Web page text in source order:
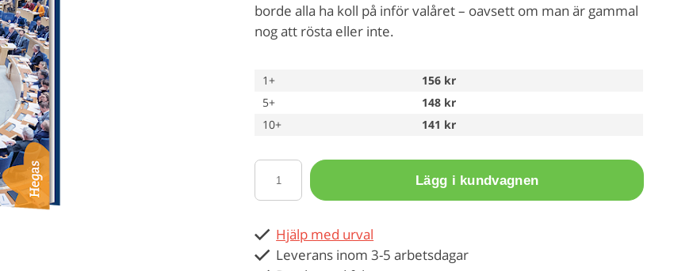
borde alla ha koll på inför valåret – oavsett om man är gammal
nog att rösta eller inte.
1+
156 kr
5+
148 kr
10+
141 kr
Lägg i kundvagnen
Hjälp med urval
Leverans inom 3-5 arbetsdagar